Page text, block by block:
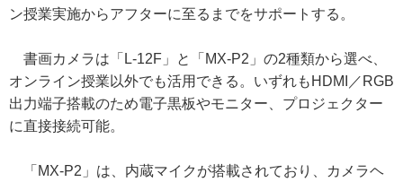
ン授業実施からアフターに至るまでをサポートする。
書画カメラは「L-12F」と「MX-P2」の2種類から選べ、
オンライン授業以外でも活用できる。いずれもHDMI／RGB
出力端子搭載のため電子黒板やモニター、プロジェクター
に直接接続可能。
「MX-P2」は、内蔵マイクが搭載されており、カメラヘ